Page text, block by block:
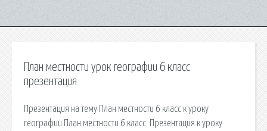
План местности урок географии 6 класс
презентация
Презентация на тему План местности 6 класс к уроку
географии План местности 6 класс. Презентация к уроку